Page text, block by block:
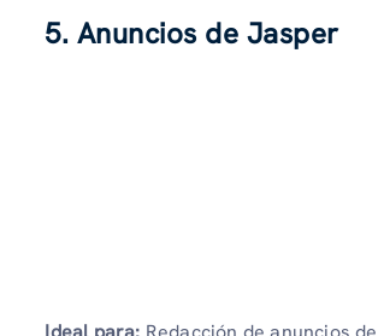
5. Anuncios de Jasper